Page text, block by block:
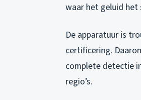
waar het geluid het
De apparatuur is
certificering.
complete detectie
regio’s.